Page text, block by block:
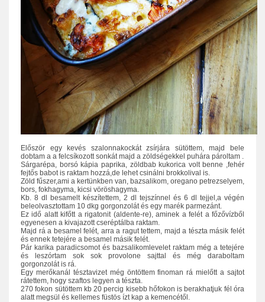
Először egy kevés szalonnakockát zsírjára sütöttem, majd bele
dobtam a a felcsíkozott sonkát majd a zöldségekkel puhára pároltam .
Sárgarépa, borsó kápia paprika, zöldbab kukorica volt benne ,fehér
fejtős babot is raktam hozzá,de lehet csinálni brokkolival is.
Zöld fűszer,ami a kertünkben van, bazsalikom, oregano petrezselyem,
bors, fokhagyma, kicsi vöröshagyma.
Kb. 8 dl besamelt készítettem, 2 dl tejszínnel és 6 dl tejjel,a végén
beleolvasztottam 10 dkg gorgonzolát és egy marék parmezánt.
Ez idő alatt kifőtt a rigatonit (aldente-re), aminek a felét a főzővízből
egyenesen a kivajazott cseréptálba raktam.
Majd rá a besamel felét, arra a ragut tettem, majd a tészta másik felét
és ennek tetejére a besamel másik felét.
Pár karika paradicsomot és bazsalikomlevelet raktam még a tetejére
és leszórtam sok sok provolone sajttal és még daraboltam
gorgonzolát is rá.
Egy merőkanál tésztavizet még öntöttem finoman rá mielőtt a sajtot
rátettem, hogy szaftos legyen a tészta.
270 fokon sütöttem kb 20 percig kisebb hőfokon is berakhatjuk fél óra
alatt megsül és kellemes füstös ízt kap a kemencétől.